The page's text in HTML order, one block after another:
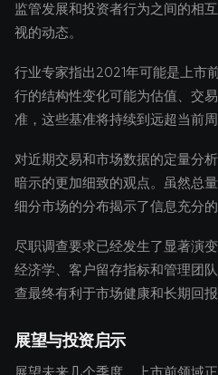
监管发展和投资者行为之间的相
视的动态。
行业专家指出2021年可能是上市
行的结构性变化可能为估值、交
准，这些基准将持续到远超当前周
对近期交易和市场数据的定量分
暗示的更加细致的观点。虽然总
细分市场的分布揭示了信息充分
尽职调查要求已经发生了显著演
经济学、客户留存指标和管理团
查最终有利于市场健康和长期回报
展望与投资启示